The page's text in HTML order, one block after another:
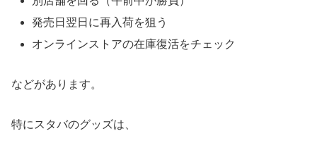
発売日翌日に再入荷を狙う
オンラインストアの在庫復活をチェック
などがあります。
特にスタバのグッズは、